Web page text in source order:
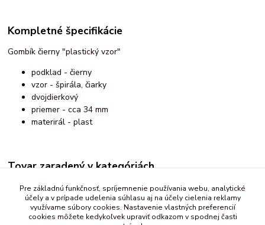
Kompletné špecifikácie
Gombík čierny "plastický vzor"
podklad - čierny
vzor - špirála, čiarky
dvojdierkový
priemer - cca 34 mm
materirál - plast
Tovar zaradený v kategóriách
Gombíky
ostatné
Pre základnú funkčnosť, spríjemnenie používania webu, analytické
účely a v prípade udelenia súhlasu aj na účely cielenia reklamy
využívame súbory cookies. Nastavenie vlastných preferencií
cookies môžete kedykoľvek upraviť odkazom v spodnej časti